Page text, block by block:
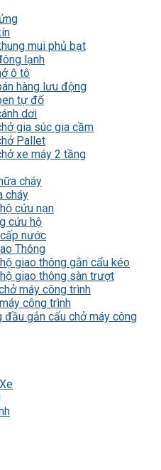
mui phủ bạt
lạnh
ô tô
hàng lưu động
tự đổ
dơi
gia súc gia cầm
Pallet
xe máy 2 tầng
cháy
cháy
cứu nạn
cứu hộ
nước
Thông
giao thông gắn cẩu kéo
giao thông sàn trượt
máy công trình
công trình
đầu gắn cẩu chở máy công